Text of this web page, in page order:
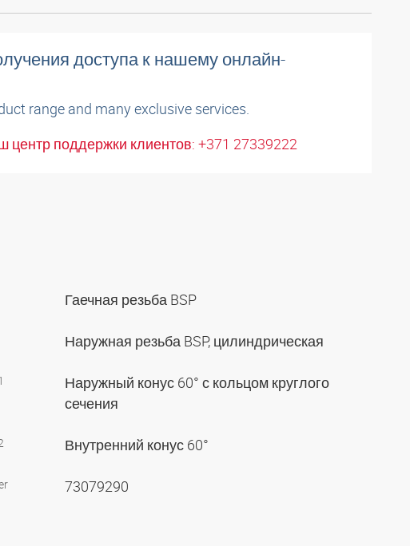
доступа к нашему онлайн-
range and many exclusive services.
центр поддержки клиентов: +371 27339222
Гаечная резьба BSP
Наружная резьба BSP, цилиндрическая
Наружный конус 60° с кольцом круглого
сечения
Внутренний конус 60°
73079290